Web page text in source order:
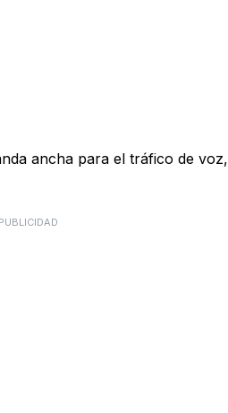
ancha para el tráfico de
PUBLICIDAD